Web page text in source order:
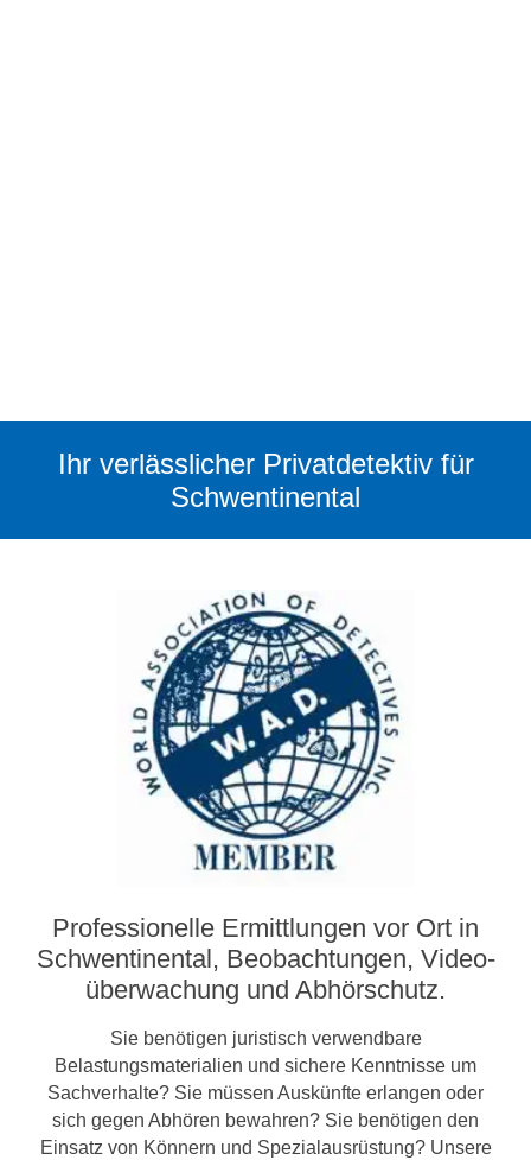
Ihr verlässlicher Privatdetektiv für
Schwentinental
Professionelle Ermittlungen vor Ort in
Schwentinental, Beobachtungen, Video­­
überwachung und Abhörschutz.
Sie benötigen juristisch verwendbare
Belastungsmaterialien und sichere Kenntnisse um
Sachverhalte? Sie müssen Auskünfte erlangen oder
sich gegen Abhören bewahren? Sie benötigen den
Einsatz von Könnern und Spezialausrüstung? Unsere